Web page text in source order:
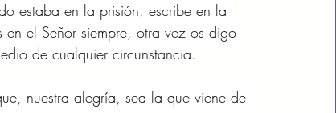
estaba en la prisión, escribe en la
el Señor siempre, otra vez os digo
de cualquier circunstancia.
nuestra alegría, sea la que viene de